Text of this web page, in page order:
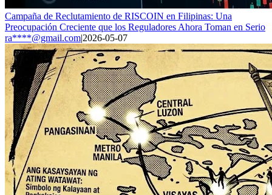
Campaña de Reclutamiento de RISCOIN en Filipinas: Una
Preocupación Creciente que los Reguladores Ahora Toman en Serio
ra****@gmail.com|2026-05-07